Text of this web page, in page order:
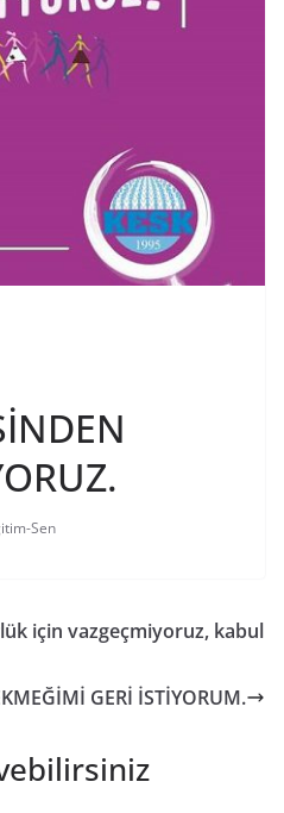
Sen
için vazgeçmiyoruz, kabul
GERİ İSTİYORUM.